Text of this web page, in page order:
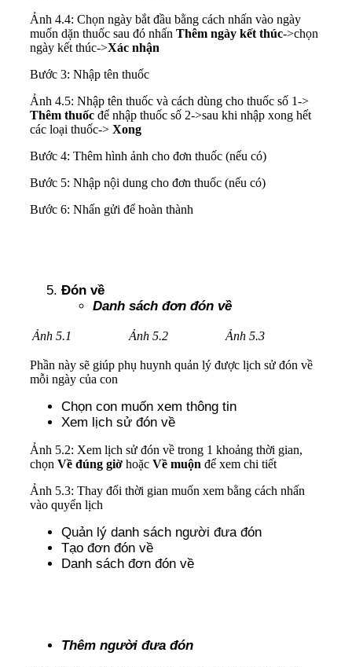
Ảnh 4.4: Chọn ngày bắt đầu bằng cách nhấn vào ngày
muốn dặn thuốc sau đó nhấn Thêm ngày kết thúc->chọn
ngày kết thúc->Xác nhận
Bước 3: Nhập tên thuốc
Ảnh 4.5: Nhập tên thuốc và cách dùng cho thuốc số 1->
Thêm thuốc để nhập thuốc số 2->sau khi nhập xong hết
các loại thuốc-> Xong
Bước 4: Thêm hình ảnh cho đơn thuốc (nếu có)
Bước 5: Nhập nội dung cho đơn thuốc (nếu có)
Bước 6: Nhấn gửi để hoàn thành
Đón về
Danh sách đơn đón về
Ảnh 5.1 Ảnh 5.2 Ảnh 5.3
Phần này sẽ giúp phụ huynh quản lý được lịch sử đón về
mỗi ngày của con
Chọn con muốn xem thông tin
Xem lịch sử đón về
Ảnh 5.2: Xem lịch sử đón về trong 1 khoảng thời gian,
chọn Về đúng giờ hoặc Về muộn để xem chi tiết
Ảnh 5.3: Thay đổi thời gian muốn xem bằng cách nhấn
vào quyển lịch
Quản lý danh sách người đưa đón
Tạo đơn đón về
Danh sách đơn đón về
Thêm người đưa đón